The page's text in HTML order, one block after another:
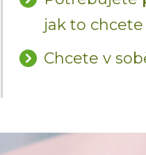
jak to chcete
Chcete v